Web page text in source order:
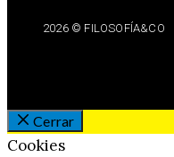
2026 © FILOSOFÍA&CO
Cerrar
Cookies